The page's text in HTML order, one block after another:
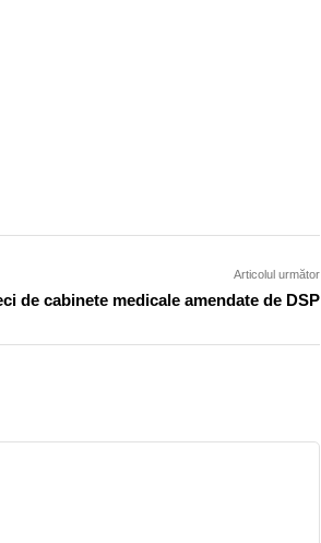
Articolul următor
de cabinete medicale amendate de DSP